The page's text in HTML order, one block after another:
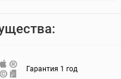
Гарантия 1 год